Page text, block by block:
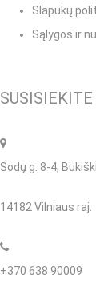
Slapukų
Sąlygos ir
Sodų g. 8-4,
14182 Vilniaus raj.
+370 638 90009